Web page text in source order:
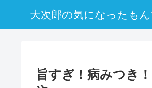
大次郎の気になったも
旨すぎ！病みつき